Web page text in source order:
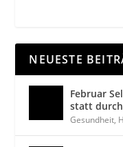
NEUESTE
Februar
statt
Gesundheit,